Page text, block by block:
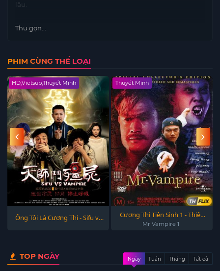
lâu.
Thu gọn...
PHIM CÙNG THỂ LOẠI
HD,Vietsub,Thuyết Minh
Ông Tôi Là Cương Thi - Sifu vs
Thuyết Minh
Cương Thi Tiên Sinh 1 - Thiên
Sứ Bắt Ma 1
Mr Vampire 1
TOP NGÀY Ngày Tuần Tháng Tất cả